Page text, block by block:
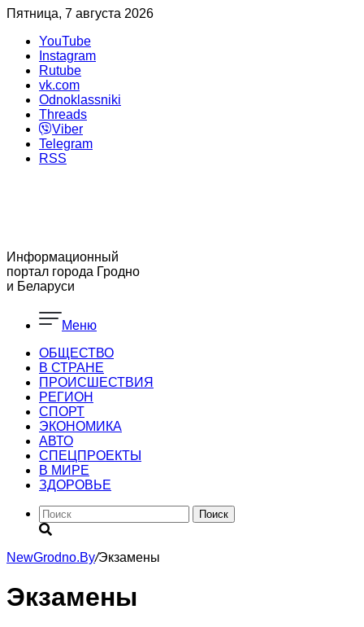
Пятница, 7 августа 2026
YouTube
Instagram
Rutube
vk.com
Odnoklassniki
Threads
Viber
Telegram
RSS
Информационный
портал города Гродно
и Беларуси
Меню
ОБЩЕСТВО
В СТРАНЕ
ПРОИСШЕСТВИЯ
РЕГИОН
CПОРТ
ЭКОНОМИКА
АВТО
СПЕЦПРОЕКТЫ
В МИРЕ
ЗДОРОВЬЕ
Поиск
NewGrodno.By/Экзамены
Экзамены